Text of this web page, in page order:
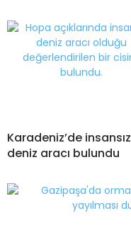
Karadeniz’de insansız
deniz aracı bulundu